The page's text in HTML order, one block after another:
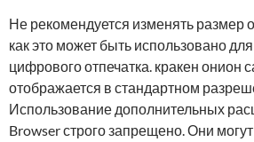
Не рекомендуется изменять размер
как это может быть использовано
цифрового отпечатка. кракен онион
отображается в стандартном
Использование дополнительных
Browser строго запрещено. Они